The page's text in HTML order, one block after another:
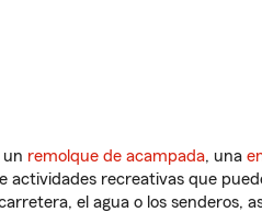
un remolque de acampada, una
actividades recreativas que
el agua o los senderos,